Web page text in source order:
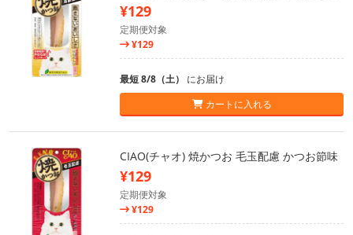
¥129
定期便対象
¥129
最短 8/8（土） にお届け
カートに入れる
CIAO(チャオ) 焼かつお 毛玉配慮 かつお節味
¥129
定期便対象
¥129